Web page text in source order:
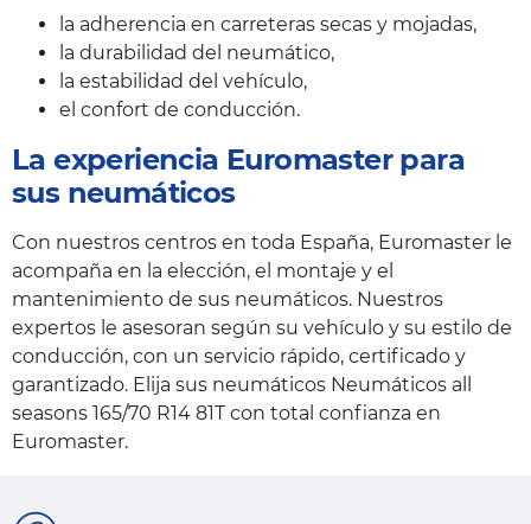
la adherencia en carreteras secas y mojadas,
la durabilidad del neumático,
la estabilidad del vehículo,
el confort de conducción.
La experiencia Euromaster para
sus neumáticos
Con nuestros centros en toda España, Euromaster le
acompaña en la elección, el montaje y el
mantenimiento de sus neumáticos. Nuestros
expertos le asesoran según su vehículo y su estilo de
conducción, con un servicio rápido, certificado y
garantizado. Elija sus neumáticos Neumáticos all
seasons 165/70 R14 81T con total confianza en
Euromaster.